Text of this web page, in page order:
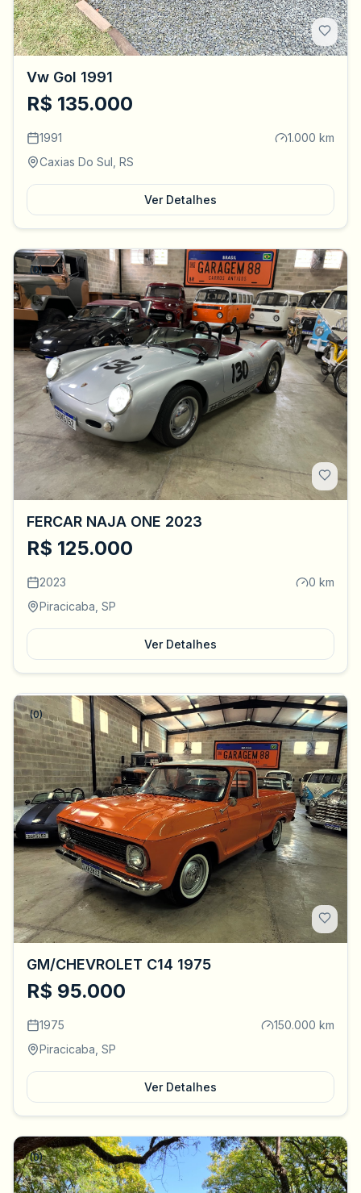
Vw Gol 1991
R$ 135.000
1991
1.000 km
Caxias Do Sul, RS
Ver Detalhes
(0)
FERCAR NAJA ONE 2023
R$ 125.000
2023
0 km
Piracicaba, SP
Ver Detalhes
(0)
GM/CHEVROLET C14 1975
R$ 95.000
1975
150.000 km
Piracicaba, SP
Ver Detalhes
(0)